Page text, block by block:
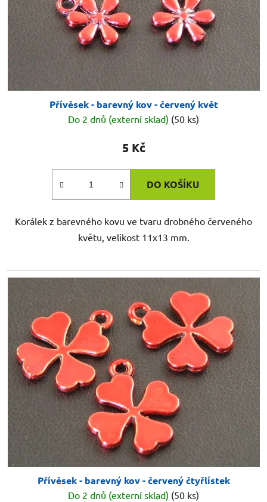
Přívěsek - barevný kov - červený květ
Do 2 dnů (externí sklad) (50 ks)
5 Kč
DO KOŠÍKU
Korálek z barevného kovu ve tvaru drobného červeného
květu, velikost 11x13 mm.
Přívěsek - barevný kov - červený čtyřlístek
Do 2 dnů (externí sklad) (50 ks)